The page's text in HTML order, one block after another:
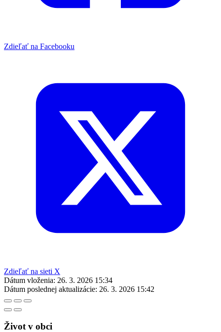
Zdieľať na Facebooku
Zdieľať na sieti X
Dátum vloženia: 26. 3. 2026 15:34
Dátum poslednej aktualizácie: 26. 3. 2026 15:42
Život v obci